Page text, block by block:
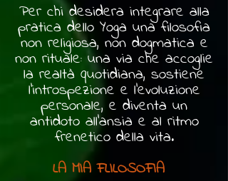
Per chi desidera integrare alla
pratica dello Yoga una filosofia
non religiosa, non dogmatica e
non rituale: una via che accoglie
la realtà quotidiana, sostiene
l'introspezione e l'evoluzione
personale, e diventa un
antidoto all'ansia e al ritmo
frenetico della vita.
LA MIA FLILOSOFIA